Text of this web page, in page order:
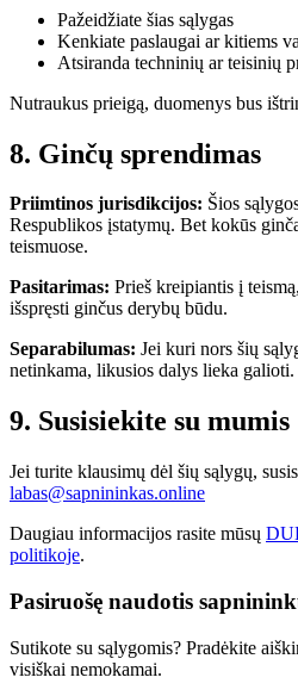
Pažeidžiate šias sąlygas
Kenkiate paslaugai ar kitiems
Atsiranda techninių ar teisinių
Nutraukus prieigą, duomenys bus
8. Ginčų sprendimas
Priimtinos jurisdikcijos: Šios
Respublikos įstatymų. Bet kokūs
teismuose.
Pasitarimas: Prieš kreipiantis į
išspręsti ginčus derybų būdu.
Separabilumas: Jei kuri nors šių
netinkama, likusios dalys lieka galioti.
9. Susisiekite su mumis
Jei turite klausimų dėl šių sąlygų,
labas@sapnininkas.online
Daugiau informacijos rasite mūsų
politikoje.
Pasiruošę naudotis
Sutikote su sąlygomis? Pradėkite
visiškai nemokamai.